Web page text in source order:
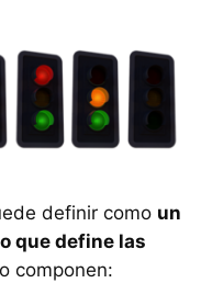
definir como un
que define las
componen: